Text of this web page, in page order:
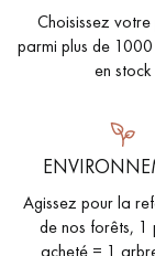
Choisissez
parmi plus de
en stock
Agissez pour la
de nos forêts, 1